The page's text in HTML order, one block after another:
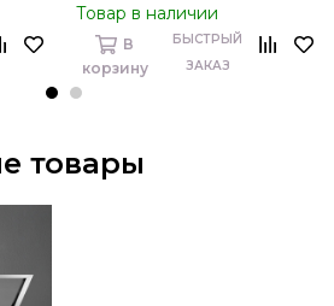
Товар в наличии
В
корзину
БЫСТРЫЙ
ЗАКАЗ
товары